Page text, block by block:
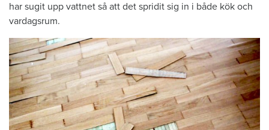
har sugit upp vattnet så att det spridit sig in i både kök och
vardagsrum.